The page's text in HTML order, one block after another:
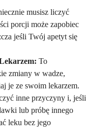
musisz liczyć
porcji może zapobiec
jeśli Twój apetyt się
To
zmiany w wadze,
je ze swoim lekarzem.
inne przyczyny i, jeśli
lub próbę innego
leku bez jego